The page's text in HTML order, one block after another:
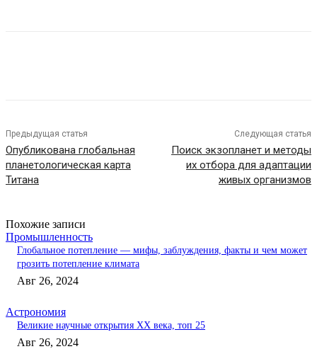
Предыдущая статья
Опубликована глобальная
планетологическая карта
Титана
Следующая статья
Поиск экзопланет и методы
их отбора для адаптации
живых организмов
Похожие записи
Промышленность
Глобальное потепление — мифы, заблуждения, факты и чем может
грозить потепление климата
Авг 26, 2024
Астрономия
Великие научные открытия XX века, топ 25
Авг 26, 2024